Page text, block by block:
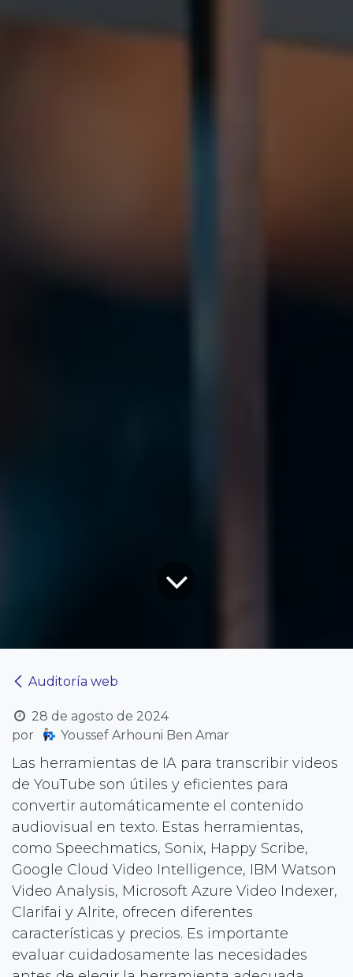
Auditoría web
28 de agosto de 2024
por
Youssef Arhouni Ben Amar
Las herramientas de IA para transcribir videos
de YouTube son útiles y eficientes para
convertir automáticamente el contenido
audiovisual en texto. Estas herramientas,
como Speechmatics, Sonix, Happy Scribe,
Google Cloud Video Intelligence, IBM Watson
Video Analysis, Microsoft Azure Video Indexer,
Clarifai y Alrite, ofrecen diferentes
características y precios. Es importante
evaluar cuidadosamente las necesidades